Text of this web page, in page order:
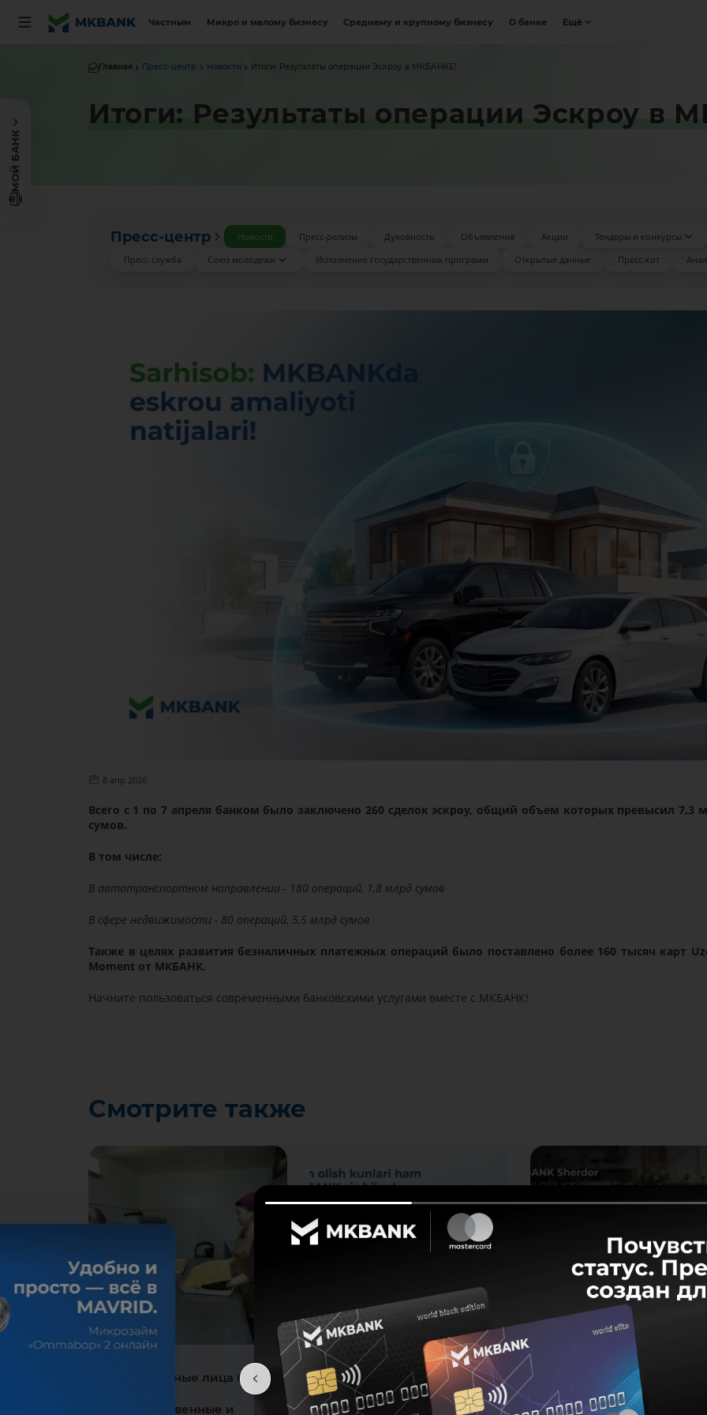
Частным Микро и малому бизнесу Среднему и крупному бизнесу О банке Ещё
МОЙ БАНК
Главная Пресс-центр Новости Итоги: Результаты операции Эскроу в МКБАНКЕ!
Итоги: Результаты операции Эскроу в
Пресс-центр Новости Пресс-релизы Духовность Объявления Акции
Тендеры и конкурсы
Пресс-служба
Союз молодежи Исполнение государственных программ Открытые данные Пресс-кит
8 апр 2026
Всего с 1 по 7 апреля банком было заключено 260 сделок эскроу, общий объем которых превысил 7,3
сумов.
В том числе:
В автотранспортном направлении - 180 операций, 1,8 млрд сумов
В сфере недвижимости - 80 операций, 5,5 млрд сумов
Также в целях развития безналичных платежных операций было поставлено более 160 тысяч карт
Moment от МКБАНК.
Начните пользоваться современными банковскими услугами вместе с МКБАНК!
Смотрите также
Ответственные лица банка
производственные и
31 июля 2026
Работаем и по выходным!
1 и 2 августа (суббота и
воскресенье) будут работать
Преимущества в вашем
любимом ресторане
вас!